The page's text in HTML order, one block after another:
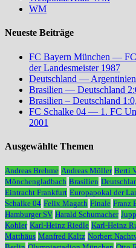
WM
Neueste Beiträge
FC Bayern München —
der Landesmeister 1987
Deutschland —
Brasilien — Deutschland
Brasilien – Deutschland
FC Schalke 04 — 1. FC
2001
Ausgewählte Themen
Andreas Brehme Andreas Möller Berti
Mönchengladbach Brasilien
Eintracht Frankfurt Europapokal der
Schalke 04 Felix Magath Finale Franz
Hamburger SV Harald Schumacher
Kohler Karl-Heinz Riedle Karl-Heinz
Matthäus Manfred Kaltz Norbert